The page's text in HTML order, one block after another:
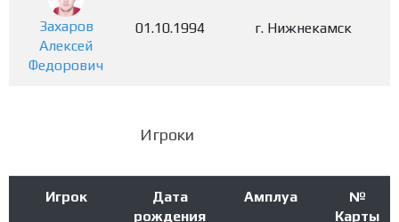
Захаров
Алексей
Федорович
01.10.1994 г. Нижнекамск
Игроки
Игрок
Дата
рождения
Амплуа
№
Карты